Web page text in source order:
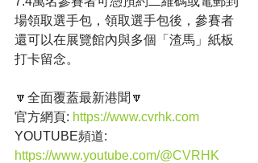
場領取選手包，領取選手包後，參賽者
還可以在展覽館內與多個「渣馬」紙板
打卡留念。
🔽全面覆蓋最新港聞🔽
官方網頁: https://www.cvrhk.com
YOUTUBE頻道:
https://www.youtube.com/@CVRHK